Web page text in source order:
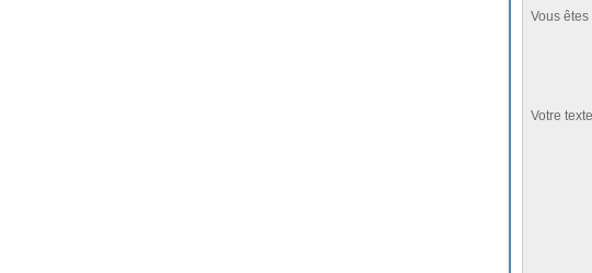
Vous êtes
Votre texte